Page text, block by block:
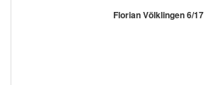
Florian Völklingen 6/17